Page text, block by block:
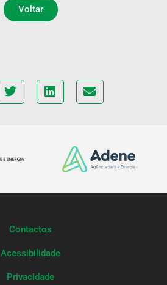
Voltar
Contactos
Acessibilidade
Privacidade